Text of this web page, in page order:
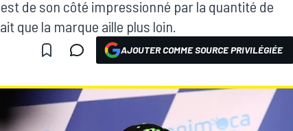
de son côté impressionné par la quantité de
que la marque aille plus loin.
AJOUTER COMME SOURCE PRIVILÉGIÉE